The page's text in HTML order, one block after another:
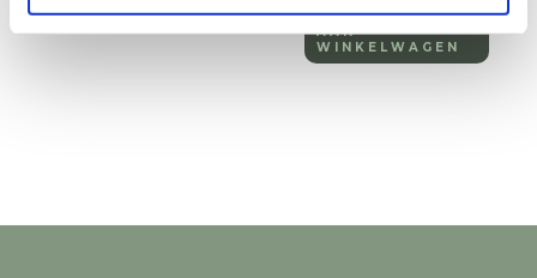
WINKELWAGEN
TOEVOEGEN
AAN
WINKELWAGEN